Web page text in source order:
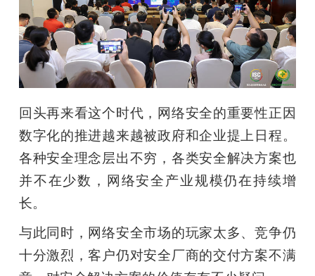
回头再来看这个时代，网络安全的重要性正因
数字化的推进越来越被政府和企业提上日程。
各种安全理念层出不穷，各类安全解决方案也
并不在少数，网络安全产业规模仍在持续增
长。
与此同时，网络安全市场的玩家太多、竞争仍
十分激烈，客户仍对安全厂商的交付方案不满